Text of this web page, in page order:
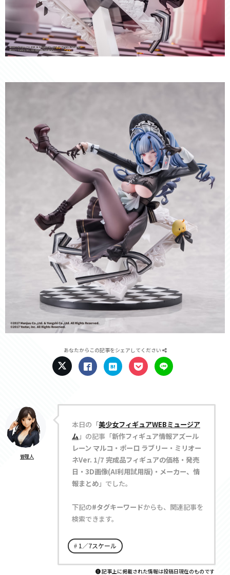
あなたからこの記事をシェアしてください
管理人
本日の「美少女フィギュアWEBミュージア
ム」の記事「新作フィギュア情報アズール
レーン マルコ・ポーロ ラブリー・ミリオー
ネVer. 1/7 完成品フィギュアの価格・発売
日・3D画像(AI利用試用版)・メーカー、情
報まとめ」でした。
下記の#タグキーワードからも、関連記事を
検索できます。
1／7スケール
記事上に掲載された情報は投稿日現在のものです